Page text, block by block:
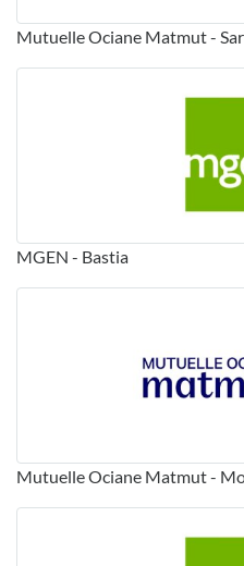
Mutuelle Ociane Matmut -
MGEN - Bastia
Mutuelle Ociane Matmut -